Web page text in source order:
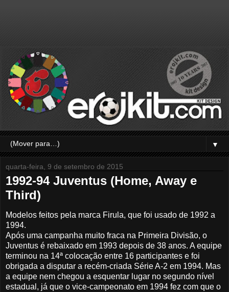
▼
quarta-feira, 9 de setembro de 2015
1992-94 Juventus (Home, Away e
Third)
Modelos feitos pela marca Firula, que foi usado de 1992 a
1994.
Após uma campanha muito fraca na Primeira Divisão, o
Juventus é rebaixado em 1993 depois de 38 anos. A equipe
terminou na 14ª colocação entre 16 participantes e foi
obrigada a disputar a recém-criada Série A-2 em 1994. Mas
a equipe nem chegou a esquentar lugar no segundo nível
estadual, já que o vice-campeonato em 1994 fez com que o